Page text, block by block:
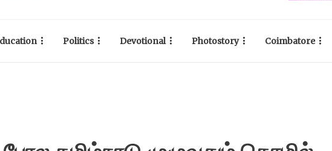
Politics Devotional Photostory Coimbatore